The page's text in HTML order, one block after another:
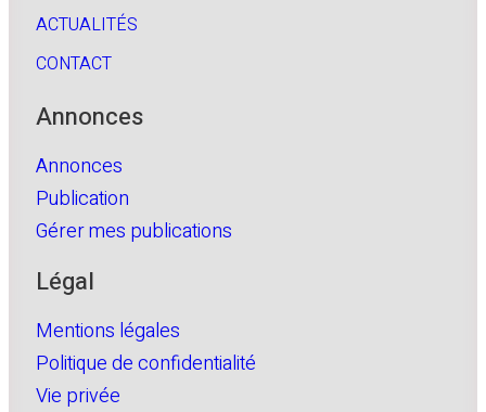
ACTUALITÉS
CONTACT
Annonces
Annonces
Publication
Gérer mes publications
Légal
Mentions légales
Politique de confidentialité
Vie privée